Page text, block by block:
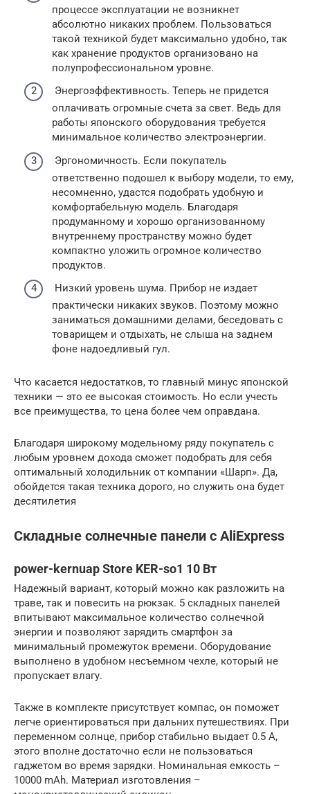
процессе эксплуатации не возникнет
абсолютно никаких проблем. Пользоваться
такой техникой будет максимально удобно, так
как хранение продуктов организовано на
полупрофессиональном уровне.
Энергоэффективность. Теперь не придется
оплачивать огромные счета за свет. Ведь для
работы японского оборудования требуется
минимальное количество электроэнергии.
Эргономичность. Если покупатель
ответственно подошел к выбору модели, то ему,
несомненно, удастся подобрать удобную и
комфортабельную модель. Благодаря
продуманному и хорошо организованному
внутреннему пространству можно будет
компактно уложить огромное количество
продуктов.
Низкий уровень шума. Прибор не издает
практически никаких звуков. Поэтому можно
заниматься домашними делами, беседовать с
товарищем и отдыхать, не слыша на заднем
фоне надоедливый гул.
Что касается недостатков, то главный минус японской
техники — это ее высокая стоимость. Но если учесть
все преимущества, то цена более чем оправдана.
Благодаря широкому модельному ряду покупатель с
любым уровнем дохода сможет подобрать для себя
оптимальный холодильник от компании «Шарп». Да,
обойдется такая техника дорого, но служить она будет
десятилетия
Складные солнечные панели с AliExpress
power-kernuap Store KER-so1 10 Вт
Надежный вариант, который можно как разложить на
траве, так и повесить на рюкзак. 5 складных панелей
впитывают максимальное количество солнечной
энергии и позволяют зарядить смартфон за
минимальный промежуток времени. Оборудование
выполнено в удобном несъемном чехле, который не
пропускает влагу.
Также в комплекте присутствует компас, он поможет
легче ориентироваться при дальних путешествиях. При
переменном солнце, прибор стабильно выдает 0.5 А,
этого вполне достаточно если не пользоваться
гаджетом во время зарядки. Номинальная емкость –
10000 mAh. Материал изготовления –